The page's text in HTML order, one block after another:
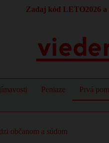
Zadaj kód LETO2026
Peniaze Prvá
občanom a súdom